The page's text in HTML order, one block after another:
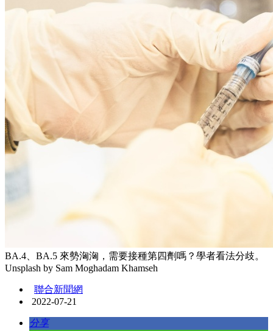
BA.4、BA.5 來勢洶洶，需要接種第四劑嗎？學者看法分歧。
Unsplash by Sam Moghadam Khamseh
聯合新聞網
2022-07-21
分享